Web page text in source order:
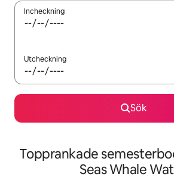
Incheckning
Utcheckning
Sök
Topprankade
Seas Whale